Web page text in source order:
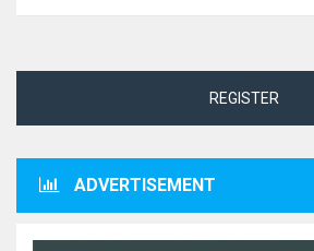
REGISTER
ADVERTISEMENT